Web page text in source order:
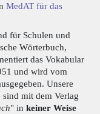
MedAT für das
für Schulen und
Wörterbuch,
das Vokabular
und wird vom
Unsere
mit dem Verlag
" in keiner Weise